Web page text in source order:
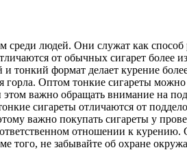
людей. Они служат как
от обычных сигарет
формат делает курение
горла. Оптом тонкие сигареты
важно обращать внимание на
сигареты отличаются от
важно покупать сигареты у
отношении к
того, не забывайте об охране